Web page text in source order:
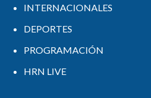
INTERNACIONALES
DEPORTES
PROGRAMACIÓN
HRN LIVE